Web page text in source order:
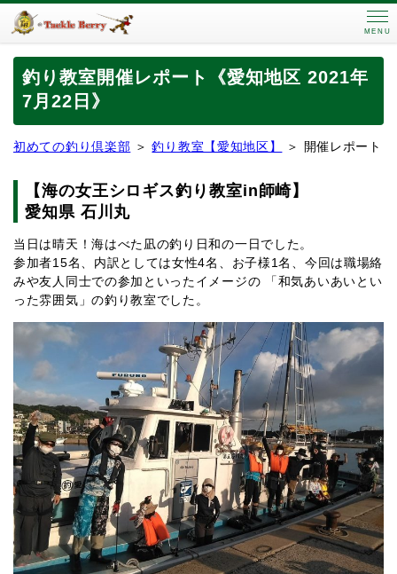
MENU
釣り教室開催レポート《愛知地区 2021年
7月22日》
初めての釣り倶楽部 ＞釣り教室【愛知地区】 ＞ 開催レポート
【海の女王シロギス釣り教室in師崎】
愛知県 石川丸
当日は晴天！海はべた凪の釣り日和の一日でした。
参加者15名、内訳としては女性4名、お子様1名、今回は職場絡
みや友人同士での参加といったイメージの 「和気あいあいとい
った雰囲気」の釣り教室でした。